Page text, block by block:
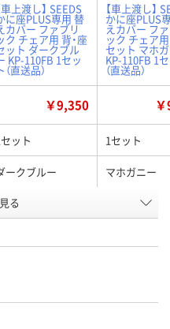
車上渡し】 SEEDS
に座PLUS専用 替
カバー ファブリ
ク チェア用 背・座
ット ダークブル
KP-110FB 1セッ
（直送品）
【車上渡し】
かに座PLUS
えカバー フ
ック チェア用
セット マホ
KP-110FB 1
（直送品）
￥9,350
ット 1セット
ークブルー マホガニー
J696676
取り扱い終了しま
お取り扱い終
る